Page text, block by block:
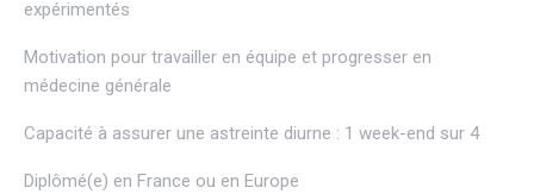
expérimentés
Motivation pour travailler en équipe et progresser en
médecine générale
Capacité à assurer une astreinte diurne : 1 week-end sur 4
Diplômé(e) en France ou en Europe